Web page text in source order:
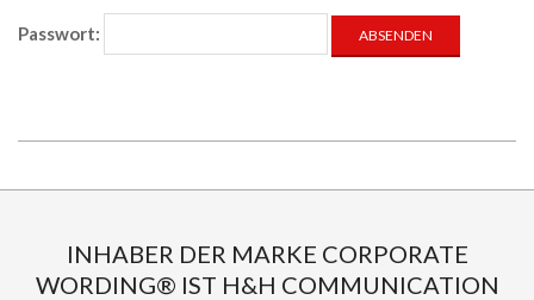
Passwort:
02-
INHABER DER MARKE CORPORATE
WORDING® IST H&H COMMUNICATION